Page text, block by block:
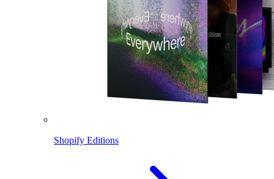
Shopify Editions